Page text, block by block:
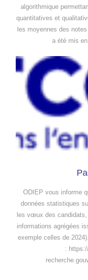
algorithmique
quantitatives et
les moyennes des
a été mis
ODIEP vous informe
données statistiques
les vœux des candidats,
informations agrégées
exemple celles de
: